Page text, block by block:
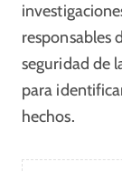
responsables
seguridad de
para
hechos.